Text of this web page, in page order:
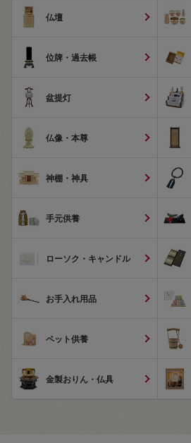
仏壇
位牌・過去帳
盆提灯
仏像・本尊
神棚・神具
手元供養
ローソク・キャンドル
お手入れ用品
ペット供養
金製おりん・仏具